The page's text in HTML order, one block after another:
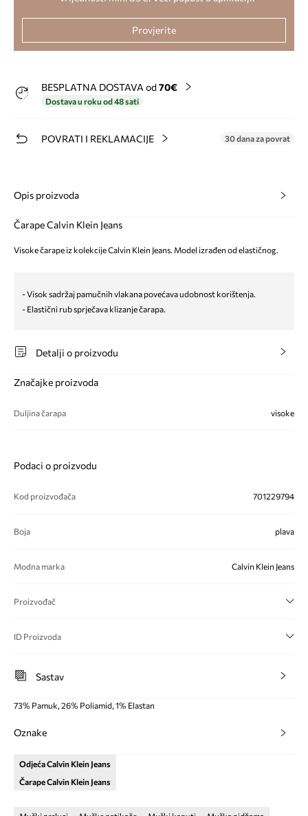
Provjerite
BESPLATNA DOSTAVA od 70€
Dostava u roku od 48 sati
POVRATI I REKLAMACIJE 30 dana za povrat
Opis proizvoda
Čarape Calvin Klein Jeans
Visoke čarape iz kolekcije Calvin Klein Jeans. Model izrađen od elastičnog.
- Visok sadržaj pamučnih vlakana povećava udobnost korištenja.
- Elastični rub sprječava klizanje čarapa.
Detalji o proizvodu
Značajke proizvoda
Duljina čarapa visoke
Podaci o proizvodu
Kod proizvođača 701229794
Boja plava
Modna marka Calvin Klein Jeans
Proizvođač
ID Proizvoda
Sastav
73% Pamuk, 26% Poliamid, 1% Elastan
Oznake
Odjeća Calvin Klein Jeans
Čarape Calvin Klein Jeans